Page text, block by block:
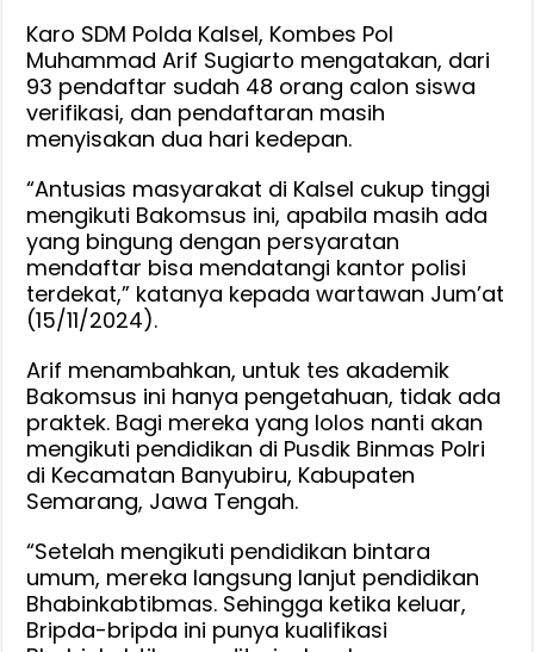
Karo SDM Polda Kalsel, Kombes Pol
Muhammad Arif Sugiarto mengatakan, dari
93 pendaftar sudah 48 orang calon siswa
verifikasi, dan pendaftaran masih
menyisakan dua hari kedepan.
“Antusias masyarakat di Kalsel cukup tinggi
mengikuti Bakomsus ini, apabila masih ada
yang bingung dengan persyaratan
mendaftar bisa mendatangi kantor polisi
terdekat,” katanya kepada wartawan Jum’at
(15/11/2024).
Arif menambahkan, untuk tes akademik
Bakomsus ini hanya pengetahuan, tidak ada
praktek. Bagi mereka yang lolos nanti akan
mengikuti pendidikan di Pusdik Binmas Polri
di Kecamatan Banyubiru, Kabupaten
Semarang, Jawa Tengah.
“Setelah mengikuti pendidikan bintara
umum, mereka langsung lanjut pendidikan
Bhabinkabtibmas. Sehingga ketika keluar,
Bripda-bripda ini punya kualifikasi